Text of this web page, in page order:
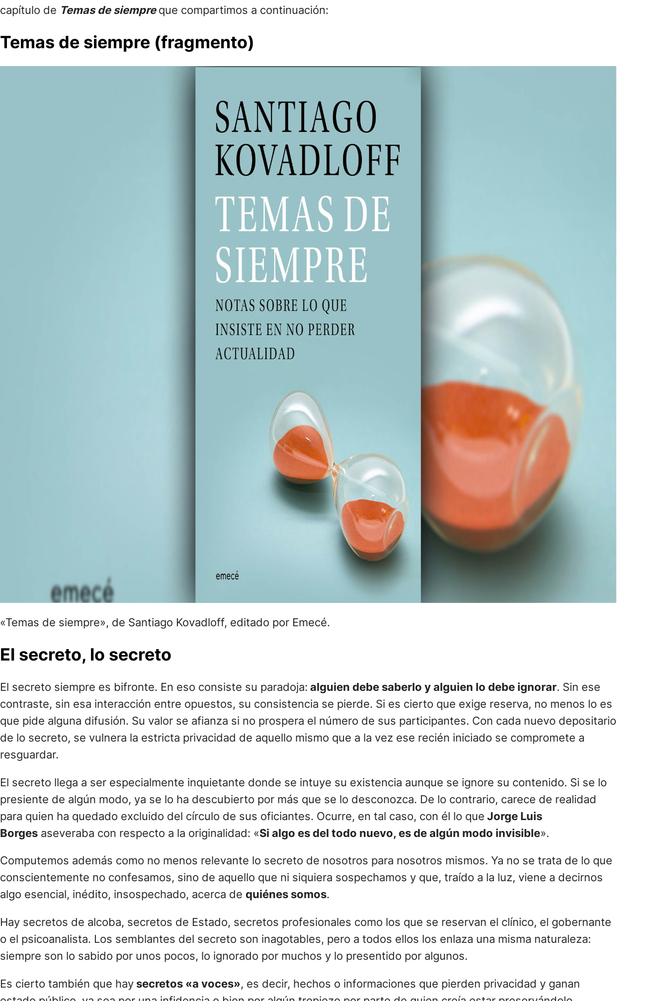
capítulo de Temas de siempreque compartimos a continuación:
Temas de siempre (fragmento)
«Temas de siempre», de Santiago Kovadloff, editado por Emecé.
El secreto, lo secreto
El secreto siempre es bifronte. En eso consiste su paradoja: alguien debe saberlo y alguien lo debe ignorar. Sin ese
contraste, sin esa interacción entre opuestos, su consistencia se pierde. Si es cierto que exige reserva, no menos lo es
que pide alguna difusión. Su valor se afianza si no prospera el número de sus participantes. Con cada nuevo depositario
de lo secreto, se vulnera la estricta privacidad de aquello mismo que a la vez ese recién iniciado se compromete a
resguardar.
El secreto llega a ser especialmente inquietante donde se intuye su existencia aunque se ignore su contenido. Si se lo
presiente de algún modo, ya se lo ha descubierto por más que se lo desconozca. De lo contrario, carece de realidad
para quien ha quedado excluido del círculo de sus oficiantes. Ocurre, en tal caso, con él lo que Jorge Luis
Borges aseveraba con respecto a la originalidad: «Si algo es del todo nuevo, es de algún modo invisible».
Computemos además como no menos relevante lo secreto de nosotros para nosotros mismos. Ya no se trata de lo que
conscientemente no confesamos, sino de aquello que ni siquiera sospechamos y que, traído a la luz, viene a decirnos
algo esencial, inédito, insospechado, acerca de quiénes somos.
Hay secretos de alcoba, secretos de Estado, secretos profesionales como los que se reservan el clínico, el gobernante
o el psicoanalista. Los semblantes del secreto son inagotables, pero a todos ellos los enlaza una misma naturaleza:
siempre son lo sabido por unos pocos, lo ignorado por muchos y lo presentido por algunos.
Es cierto también que hay secretos «a voces», es decir, hechos o informaciones que pierden privacidad y ganan